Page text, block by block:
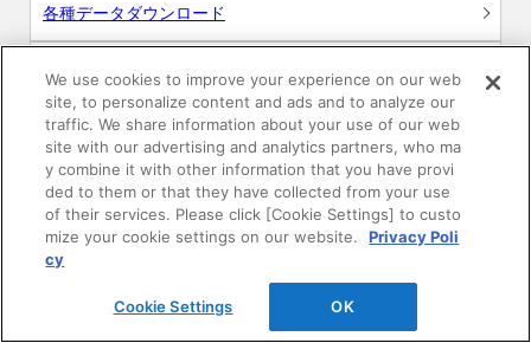
各種データダウンロード
WEB見積・各種シミュレーション
交換用部品の購入
修理・点検
お問い合わせ
We use cookies to improve your experience on our web
site, to personalize content and ads and to analyze our
traffic. We share information about your use of our web
site with our advertising and analytics partners, who ma
y combine it with other information that you have provi
ded to them or that they have collected from your use
of their services. Please click [Cookie Settings] to custo
mize your cookie settings on our website.
Privacy Poli
cy
Cookie Settings OK